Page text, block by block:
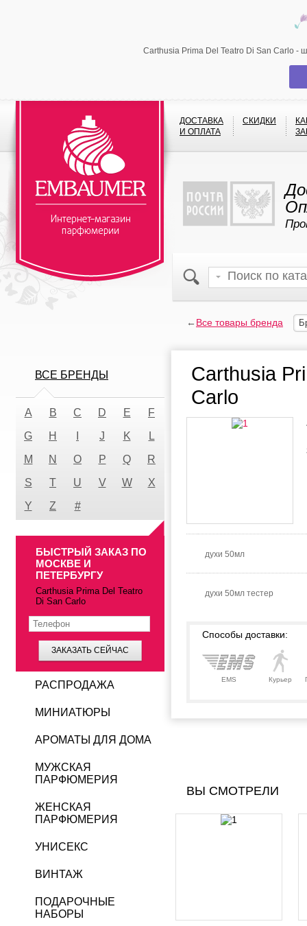
Carthusia Prima Del Teatro Di San Carlo -
ДОСТАВКА
И ОПЛАТА
СКИДКИ
←Все товары бренда
Carthusia
Carlo
духи 50мл
духи 50мл тестер
Способы доставки:
EMS Курьер
ВЫ СМОТРЕЛИ
ВСЕ БРЕНДЫ
A B C D E
F
G
H J K
L
M
N O P Q
R
S
T U V W
X
Y
Z #
БЫСТРЫЙ ЗАКАЗ ПО
МОСКВЕ И
ПЕТЕРБУРГУ
Carthusia Prima Del Teatro
Di San Carlo
ЗАКАЗАТЬ СЕЙЧАС
РАСПРОДАЖА
МИНИАТЮРЫ
АРОМАТЫ ДЛЯ ДОМА
МУЖСКАЯ
ПАРФЮМЕРИЯ
ЖЕНСКАЯ
ПАРФЮМЕРИЯ
УНИСЕКС
ВИНТАЖ
ПОДАРОЧНЫЕ
НАБОРЫ